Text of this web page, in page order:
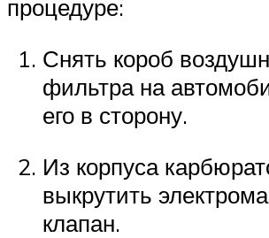
процедуре:
Снять короб
фильтра на
его в сторону.
Из корпуса
выкрутить
клапан.